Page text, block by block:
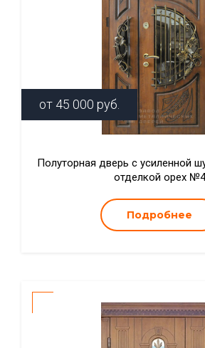
от 45 000 руб.
Полуторная дверь с усиленной
отделкой орех №4
Подробнее